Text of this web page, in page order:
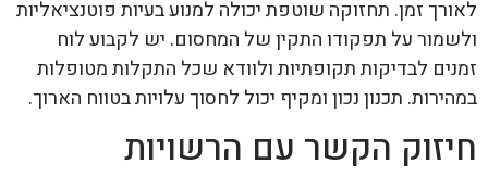
לאורך זמן. תחזוקה שוטפת יכולה למנוע בעיות פוטנציאליות
ולשמור על תפקודו התקין של המחסום. יש לקבוע לוח
זמנים לבדיקות תקופתיות ולוודא שכל התקלות מטופלות
במהירות. תכנון נכון ומקיף יכול לחסוך עלויות בטווח הארוך.
חיזוק הקשר עם הרשויות